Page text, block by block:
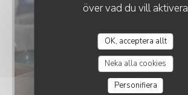
över vad du vill aktivera
OK, acceptera allt
Neka alla cookies
Personifiera
CHEZ MARTHE